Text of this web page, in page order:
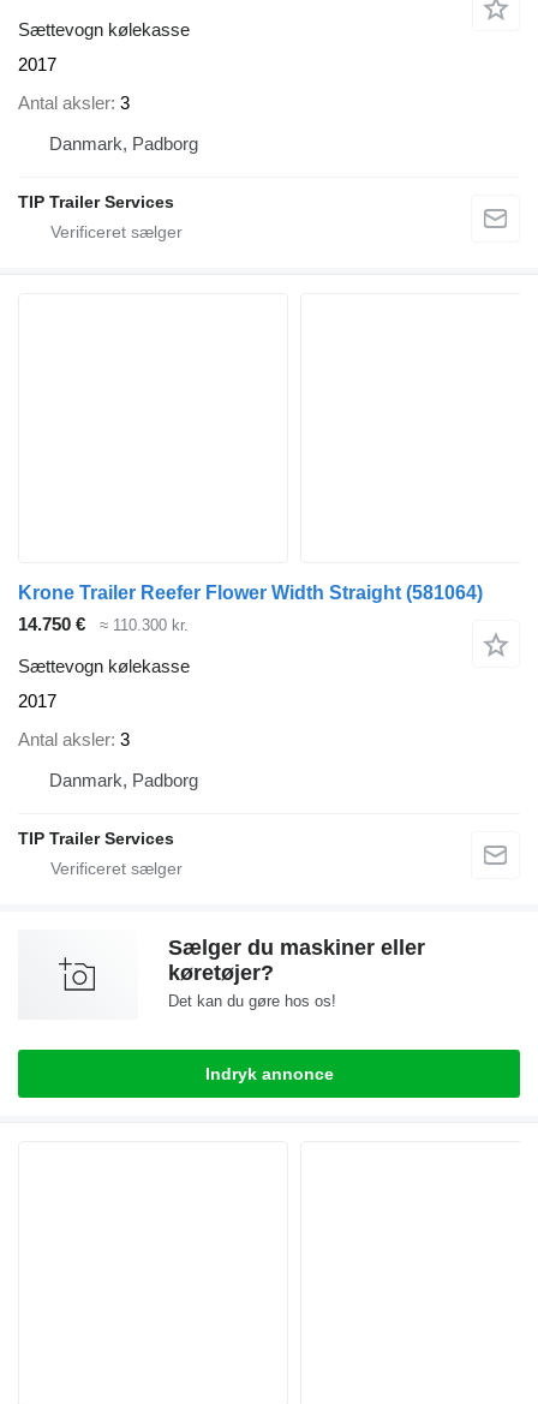
Sættevogn kølekasse
2017
Antal aksler 3
Danmark, Padborg
TIP Trailer Services
Krone Trailer Reefer Flower Width Straight (581064)
14.750 €
≈ 110.300 kr.
Sættevogn kølekasse
2017
Antal aksler 3
Danmark, Padborg
TIP Trailer Services
Sælger du maskiner eller
køretøjer?
Det kan du gøre hos os!
Indryk annonce